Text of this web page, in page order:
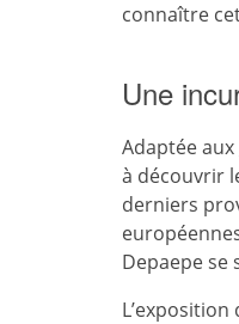
connaître
Une
Adaptée aux
à découvrir
derniers
Depaepe se